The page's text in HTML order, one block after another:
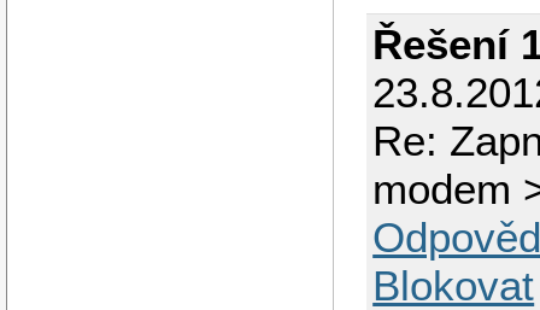
Řešení
Re:
modem
Blokovat